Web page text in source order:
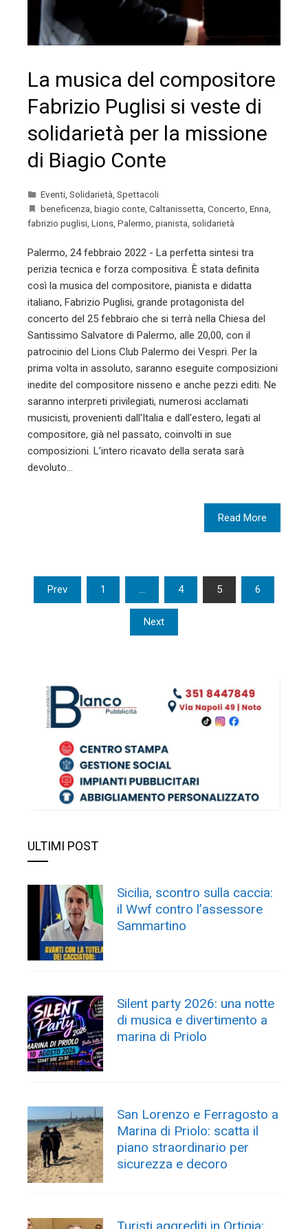
La musica del compositore
Fabrizio Puglisi si veste di
solidarietà per la missione
di Biagio Conte
Eventi Solidarietà Spettacoli
beneficenza biagio conte Caltanissetta Concerto Enna
fabrizio puglisi Lions Palermo pianista solidarietà
Palermo, 24 febbraio 2022 - La perfetta sintesi tra
perizia tecnica e forza compositiva. È stata definita
così la musica del compositore, pianista e didatta
italiano, Fabrizio Puglisi, grande protagonista del
concerto del 25 febbraio che si terrà nella Chiesa del
Santissimo Salvatore di Palermo, alle 20,00, con il
patrocinio del Lions Club Palermo dei Vespri. Per la
prima volta in assoluto, saranno eseguite composizioni
inedite del compositore nisseno e anche pezzi editi. Ne
saranno interpreti privilegiati, numerosi acclamati
musicisti, provenienti dall'Italia e dall'estero, legati al
compositore, già nel passato, coinvolti in sue
composizioni. L’intero ricavato della serata sarà
devoluto…
Read More
Paginazione
Prev 1 … 4 5 6
Next
ULTIMI POST
Sicilia, scontro sulla caccia:
il Wwf contro l’assessore
Sammartino
Silent party 2026: una notte
di musica e divertimento a
marina di Priolo
San Lorenzo e Ferragosto a
Marina di Priolo: scatta il
piano straordinario per
sicurezza e decoro